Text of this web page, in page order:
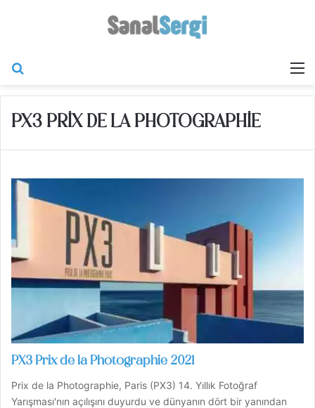
PX3 PRIX DE LA PHOTOGRAPHIE
PX3 Prix de la Photographie 2021
Prix ​​de la Photographie, Paris (PX3) 14. Yıllık Fotoğraf
Yarışması'nın açılışını duyurdu ve dünyanın dört bir yanından